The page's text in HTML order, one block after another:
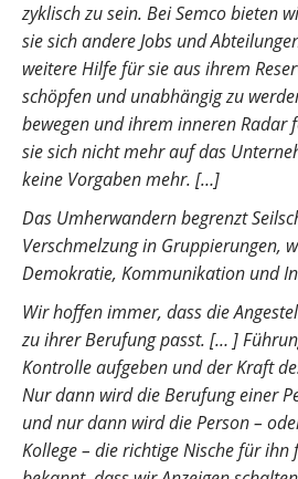
zyklisch zu sein. Bei Semco bieten
sie sich andere Jobs und
weitere Hilfe für sie aus ihrem
schöpfen und unabhängig zu
bewegen und ihrem inneren Radar
sie sich nicht mehr auf das
keine Vorgaben mehr. […]
Das Umherwandern begrenzt
Verschmelzung in Gruppierungen,
Demokratie, Kommunikation und
Wir hoffen immer, dass die
zu ihrer Berufung passt. [… ]
Kontrolle aufgeben und der Kraft
Nur dann wird die Berufung einer
und nur dann wird die Person –
Kollege – die richtige Nische für